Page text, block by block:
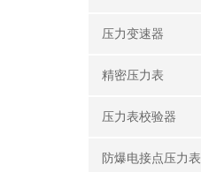
压力变速器
精密压力表
压力表校验器
防爆电接点压力表